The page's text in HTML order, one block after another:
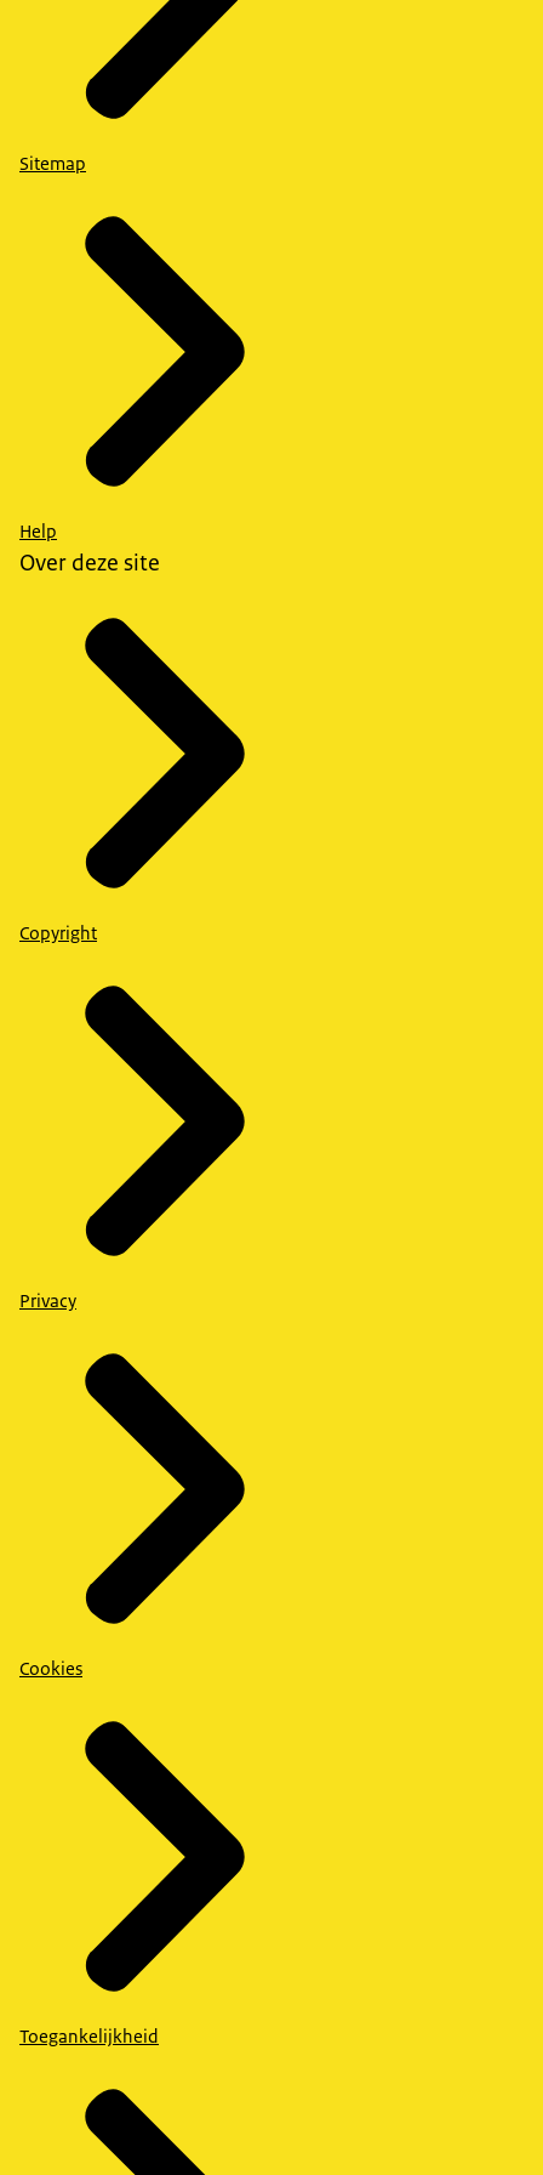
Sitemap
Help
Over deze site
Copyright
Privacy
Cookies
Toegankelijkheid